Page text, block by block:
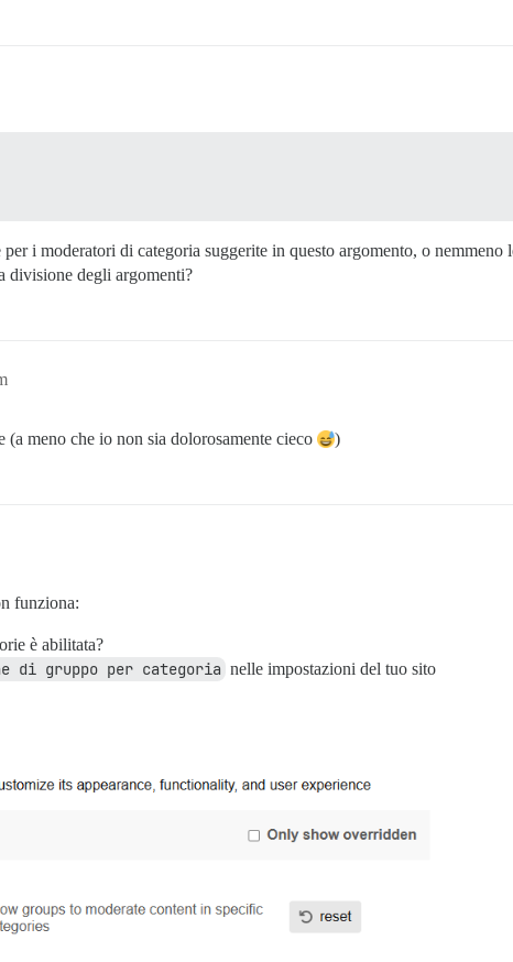
i moderatori di categoria suggerite in questo argomento, o
divisione degli argomenti?
meno che io non sia dolorosamente cieco )
funziona:
è abilitata?
di gruppo per categoria nelle impostazioni del tuo sito